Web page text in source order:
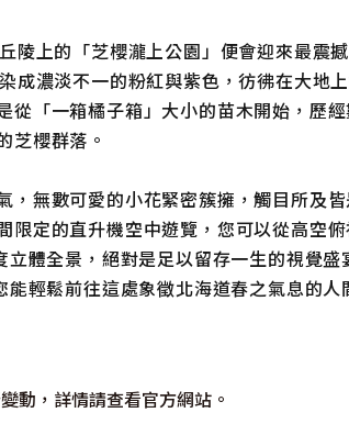
陵上的「芝櫻瀧上公園」便會迎來最震
成濃淡不一的粉紅與紫色，彷彿在大地
從「一箱橘子箱」大小的苗木開始，歷
芝櫻群落。
，無數可愛的小花緊密簇擁，觸目所及
限定的直升機空中遊覽，您可以從高空
體全景，絕對是足以留存一生的視覺盛
輕鬆前往這處象徵北海道春之氣息的人
動，詳情請查看官方網站。